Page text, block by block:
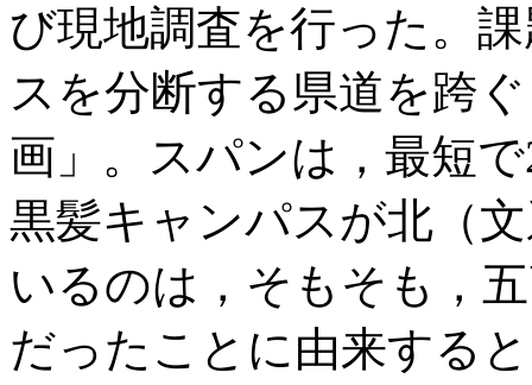
び現地調査を行った。
スを分断する県道を跨
画」。スパンは，最短
黒髪キャンパスが北（
いるのは，そもそも，
だったことに由来する